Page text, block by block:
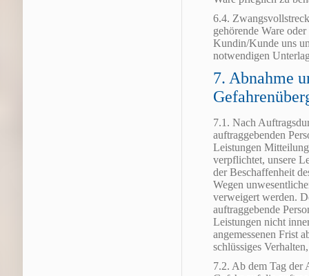
6.4.
gehörende Ware
Kundin/Kunde uns
notwendigen
7. Abnahme
7.1. Nach
auftraggebenden
Leistungen
verpflichtet, unsere
der Beschaffenheit
Wegen
verweigert werden.
auftraggebende
Leistungen nicht
angemessenen Frist
schlüssiges
7.2. Ab dem Tag der